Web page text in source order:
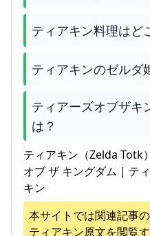
ティアキン料理はど
ティアキンのゼルダ
ティアーズオブザキ
は？
ティアキン（Zelda Totk
オブ ザ キングダム | テ
キン
本サイトでは関連記事
ティアキン原文を閲覧